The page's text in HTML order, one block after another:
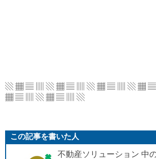
▧ ▦ ▤ ▥ ▧ ▦ ▤ ▥ ▧ ▦ ▤ ▥ ▧ ▦ ▤
▦ ▤ ▥ ▧ ▦ ▤ ▥ ▧
この記事を書いた人
不動産ソリューション 中